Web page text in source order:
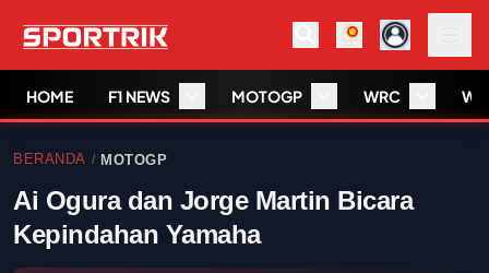
HOME F1 NEWS MOTOGP WRC
BERANDA / MOTOGP
Ai Ogura dan Jorge Martin Bicara
Kepindahan Yamaha